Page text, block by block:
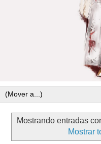
Mostrando entradas
Mostrar